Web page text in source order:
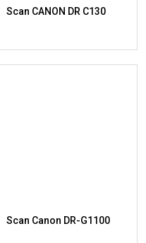
Scan CANON DR C130
Scan Canon DR-G1100